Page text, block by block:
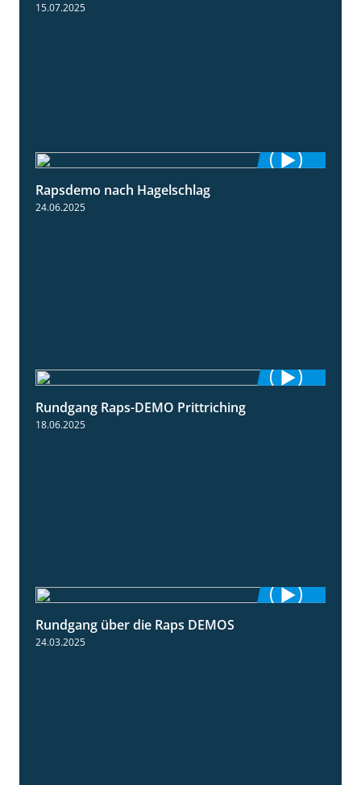
15.07.2025
Rapsdemo nach Hagelschlag
24.06.2025
Rundgang Raps-DEMO Prittriching
18.06.2025
Rundgang über die Raps DEMOS
24.03.2025